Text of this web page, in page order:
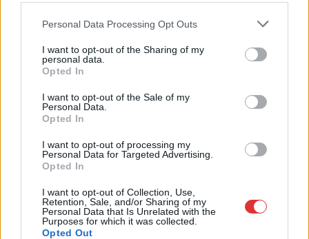
Please note that this website/app uses one or more Google
not limited to your visit or usage behaviour. You may click to
grant or deny consent to Google and its third-party tags to
use your data for below specified purposes in below Google
consent section.
Personal Data Processing Opt Outs
I want to opt-out of the Sharing of my
personal data.
Opted In
I want to opt-out of the Sale of my
Personal Data.
Opted In
I want to opt-out of processing my
Personal Data for Targeted Advertising.
Opted In
I want to opt-out of Collection, Use,
Retention, Sale, and/or Sharing of my
Personal Data that Is Unrelated with the
Purposes for which it was collected.
Opted Out
2026.08.06. Fazekas Adrián
A Szolnok megyei gazdák nagyon nem akarták a
JÉGER további üzemeltetését
Ahogy korábban már írtunk róla, megyei szinten
alkalmazkodik a gazdálkodók döntéséhez az
Agrárminisztérium és a Nemzeti...